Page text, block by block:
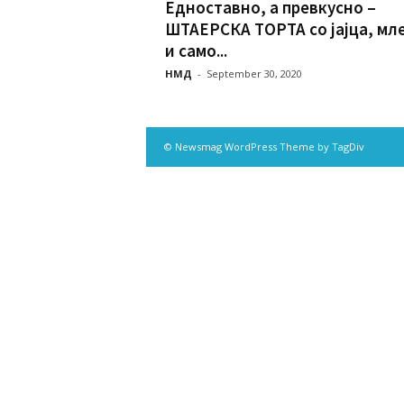
Едноставно, а превкусно –
ШТАЕРСКА ТОРТА со јајца,
и само...
НМД - September 30, 2020
© Newsmag WordPress Theme by TagDiv